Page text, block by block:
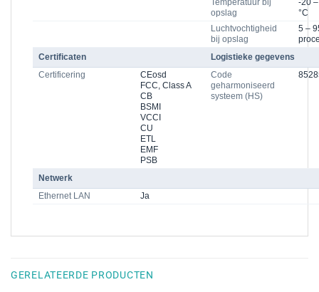
Temperatuur bij
opslag
-20
°C
Luchtvochtigheid
bij opslag
5 –
Certificaten
Logistieke gegevens
Certificering
CEosd
FCC, Class A
CB
BSMI
VCCI
CU
ETL
EMF
PSB
Code
geharmoniseerd
systeem (HS)
Netwerk
Ethernet LAN
Ja
GERELATEERDE PRODUCTEN